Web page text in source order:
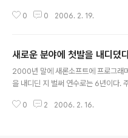
리고~ 그분이 오셔서 차에서 내려서 인
근처 가계에서 양해를 구하고 잠시 전화
지원 요청. 흑, 날도 추운데 밖에서 30
두 조심합시다.(무엇을..ㅡㅡ?)
0 0 2006. 2. 19.
새로운 분야에 첫발을 내디뎠
2000년 말에 새론소프트에 프로그래
을 내디딘 지 벌써 연수로는 6년이다.
경험은 참 다양하게 해본 거 같다. 이번
0 2 2006. 2. 16.